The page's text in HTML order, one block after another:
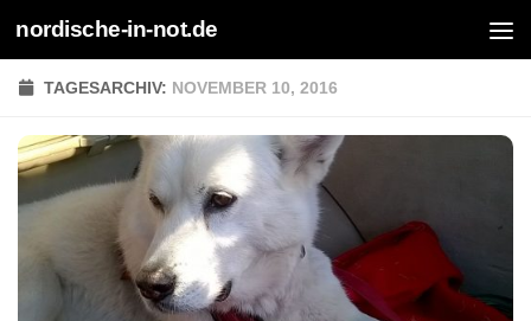
Zum Inhalt springen
nordische-in-not.de
TAGESARCHIV: NOVEMBER 10, 2016